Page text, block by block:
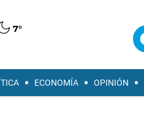
7°
ECONOMÍA OPINIÓN